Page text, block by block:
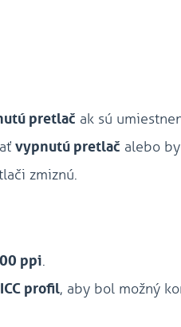
pretlač ak sú
vypnutú pretlač alebo
zmiznú.
ppi.
ICC profil, aby bol možný